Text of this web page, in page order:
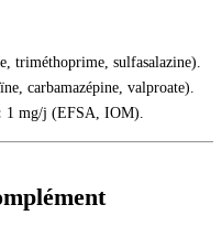
triméthoprime, sulfasalazine).
carbamazépine, valproate).
1 mg/j (EFSA, IOM).